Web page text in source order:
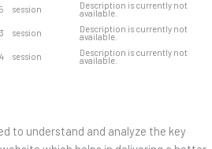
session Description is currently not
available.
session Description is currently not
available.
session Description is currently not
available.
to understand and analyze the key